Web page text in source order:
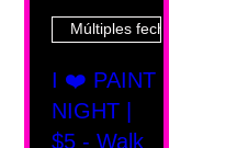
Múltiples fechas
I ❤️ PAINT
NIGHT |
$5 - Walk